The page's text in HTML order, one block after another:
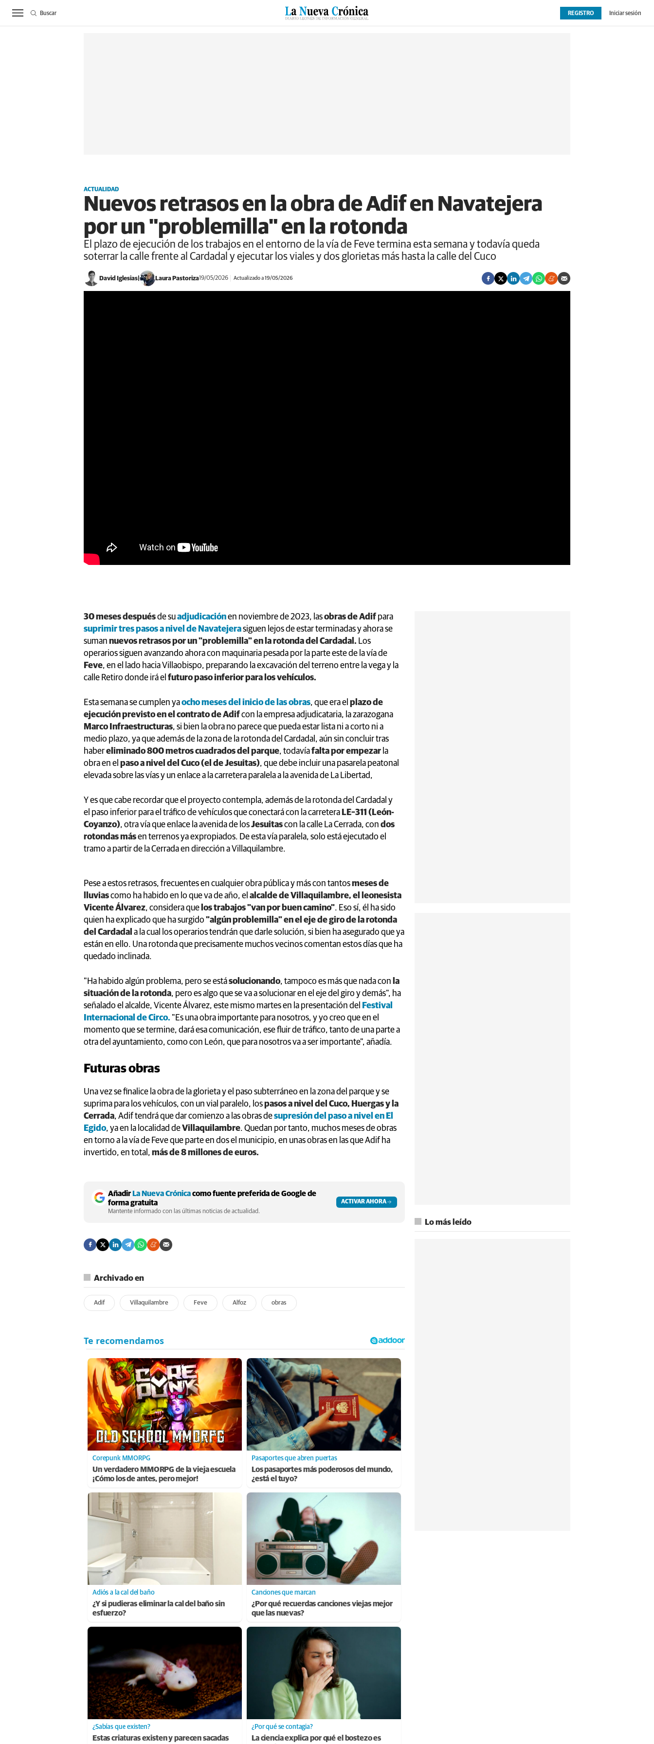
ACTUALIDAD BIERZO SUCESOS CULTURAS ESPECIALES DEPORTES OPINIÓN EXTRAS
REGISTRO Iniciar sesión
Buscar
ACTUALIDAD
Nuevos retrasos en la obra de Adif en Navatejera
por un "problemilla" en la rotonda
El plazo de ejecución de los trabajos en el entorno de la vía de Feve termina esta semana y todavía queda
soterrar la calle frente al Cardadal y ejecutar los viales y dos glorietas más hasta la calle del Cuco
David Iglesias Laura Pastoriza19/05/2026 Actualizado a 19/05/2026
30 meses despuésde suadjudicaciónen noviembre de 2023, lasobras deAdif para
suprimir tres pasos a nivel de Navatejerasiguen lejos de estar terminadas y ahora se
suman nuevos retrasos por un "problemilla" en la rotonda del Cardadal. Los
operarios siguen avanzando ahora con maquinaria pesada por la parte este de la vía de
Feve, en el lado hacia Villaobispo, preparando la excavación del terreno entre la vega y la
calle Retiro donde irá el futuro paso inferior para los vehículos.
Esta semana se cumplen yaocho meses del inicio de las obras, que era el plazo de
ejecución previsto en el contrato de Adifcon la empresa adjudicataria, la zarazogana
Marco Infraestructuras, si bien la obra no parece que pueda estar lista ni a corto ni a
medio plazo, ya que además de la zona de la rotonda del Cardadal, aún sin concluir tras
habereliminado 800 metros cuadrados del parque, todavíafalta por empezar la
obra en el paso a nivel del Cuco (el de Jesuitas), que debe incluir una pasarela peatonal
elevada sobre las vías y un enlace a la carretera paralela a la avenida de La Libertad,
Y es que cabe recordar que el proyecto contempla, además de la rotonda del Cardadal y
el paso inferior para el tráfico de vehículos que conectará con la carretera LE–311 (León-
Coyanzo), otra vía que enlace la avenida de losJesuitascon la calle La Cerrada, con dos
rotondas másen terrenos ya expropiados. De esta vía paralela, solo está ejecutado el
tramo a partir de la Cerrada en dirección a Villaquilambre.
Pese a estos retrasos, frecuentes en cualquier obra pública y más con tantosmeses de
lluviascomo ha habido en lo que va de año, el alcalde de Villaquilambre, el leonesista
Vicente Álvarez, considera que los trabajos "van por buen camino". Eso sí, él ha sido
quien ha explicado que ha surgido "algún problemilla" en el eje de giro de la rotonda
del Cardadal a la cual los operarios tendrán que darle solución, si bien ha asegurado que ya
están en ello. Una rotonda que precisamente muchos vecinos comentan estos días que ha
quedado inclinada.
"Ha habido algún problema, pero se estásolucionando, tampoco es más que nada con la
situación de la rotonda, pero es algo que se va a solucionar en el eje del giro y demás", ha
señalado el alcalde, Vicente Álvarez, este mismo martes en la presentación del
Festival
Internacional de Circo. "Es una obra importante para nosotros, y yo creo que en el
momento que se termine, dará esa comunicación, ese fluir de tráfico, tanto de una parte a
otra del ayuntamiento, como con León, que para nosotros va a ser importante", añadía.
Futuras obras
Una vez se finalice la obra de la glorieta y el paso subterráneo en la zona del parque y se
suprima para los vehículos, con un vial paralelo, lospasos a nivel del Cuco, Huergas y la
Cerrada, Adif tendrá que dar comienzo a las obras desupresión del paso a nivel en El
Egido, ya en la localidad deVillaquilambre. Quedan por tanto, muchos meses de obras
en torno a la vía de Feve que parte en dos el municipio, en unas obras en las que Adif ha
invertido, en total, más de 8 millones de euros.
AñadirLa Nueva Crónicacomo fuente preferida de Google de
forma gratuita
Mantente informado con las últimas noticias de actualidad.
ACTIVAR AHORA
Archivado en
Adif Villaquilambre Feve Alfoz obras
Corepunk MMORPG
Un verdadero MMORPG de la vieja escuela
¡Cómo los de antes, pero mejor!
Pasaportes que abren puertas
Los pasaportes más poderosos del mundo,
¿está el tuyo?
Adiós a la cal del baño
¿Y si pudieras eliminar la cal del baño sin
esfuerzo?
Canciones que marcan
¿Por qué recuerdas canciones viejas mejor
que las nuevas?
¿Sabías que existen?
Estas criaturas existen y parecen sacadas
¿Por qué se contagia?
La ciencia explica por qué el bostezo es
Lo más leído